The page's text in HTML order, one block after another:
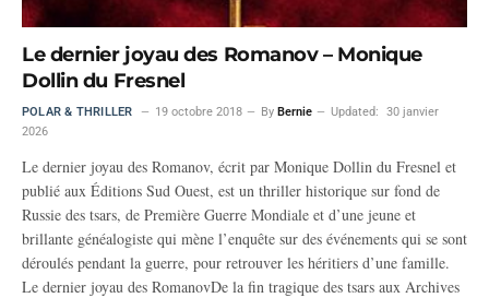
Le dernier joyau des Romanov – Monique
Dollin du Fresnel
POLAR & THRILLER 19 octobre 2018 By Bernie Updated:
30 janvier
2026
Le dernier joyau des Romanov, écrit par Monique Dollin du Fresnel et
publié aux Éditions Sud Ouest, est un thriller historique sur fond de
Russie des tsars, de Première Guerre Mondiale et d’une jeune et
brillante généalogiste qui mène l’enquête sur des événements qui se sont
déroulés pendant la guerre, pour retrouver les héritiers d’une famille.
Le dernier joyau des RomanovDe la fin tragique des tsars aux Archives